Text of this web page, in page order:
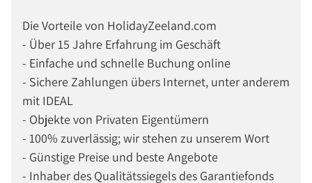
Die Vorteile von HolidayZeeland.com
- Über 15 Jahre Erfahrung im Geschäft
- Einfache und schnelle Buchung online
- Sichere Zahlungen übers Internet, unter anderem
mit IDEAL
- Objekte von Privaten Eigentümern
- 100% zuverlässig; wir stehen zu unserem Wort
- Günstige Preise und beste Angebote
- Inhaber des Qualitätssiegels des Garantiefonds